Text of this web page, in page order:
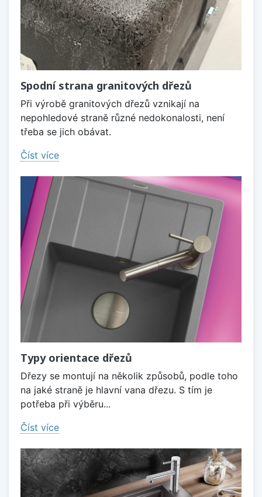
Spodní strana granitových dřezů
Při výrobě granitových dřezů vznikají na
nepohledové straně různé nedokonalosti, není
třeba se jich obávat.
Číst více
Typy orientace dřezů
Dřezy se montují na několik způsobů, podle toho
na jaké straně je hlavní vana dřezu. S tím je
potřeba při výběru...
Číst více